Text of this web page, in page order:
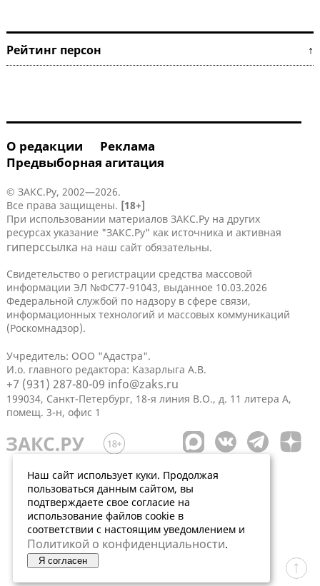
Рейтинг персон ↑
О редакции
Реклама
Предвыборная агитация
© ЗАКС.Ру, 2002—2026.
Все права защищены. [18+]
При использовании материалов ЗАКС.Ру на других
ресурсах указание "ЗАКС.Ру" как источника и активная
гиперссылка на наш сайт обязательны.
Свидетельство о регистрации средства массовой
информации ЭЛ №ФС77-91043, выданное 10.03.2026
Федеральной службой по надзору в сфере связи,
информационных технологий и массовых коммуникаций
(Роскомнадзор).
Учредитель: ООО "Адастра".
И.о. главного редактора: Казарлыга А.В.
+7 (931) 287-80-09 info@zaks.ru
199034, Санкт-Петербург, 18-я линия В.О., д. 11 литера А,
помещ. 3-н, офис 1
Наш сайт использует куки. Продолжая
пользоваться данным сайтом, вы
подтверждаете свое согласие на
использование файлов cookie в
соответствии с настоящим уведомлением и
Политикой о конфиденциальности.
Я согласен